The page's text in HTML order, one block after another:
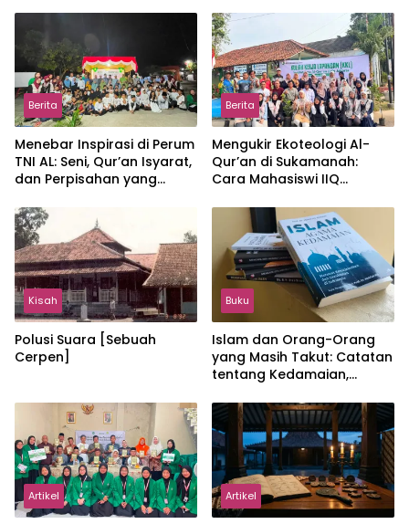
Berita
Menebar Inspirasi di Perum
TNI AL: Seni, Qur’an Isyarat,
dan Perpisahan yang
Berita
Mengukir Ekoteologi Al-
Qur’an di Sukamanah:
Cara Mahasiswi IIQ
Jonggol
Kisah
Polusi Suara [Sebuah
Cerpen]
Buku
Islam dan Orang-Orang
yang Masih Takut: Catatan
tentang Kedamaian,
dalam Pemikiran Masykuri
Abdillah
Artikel Artikel